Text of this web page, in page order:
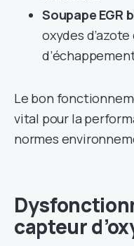
Soupape EGR
oxydes
Le bon
vital pour la
normes
capteur